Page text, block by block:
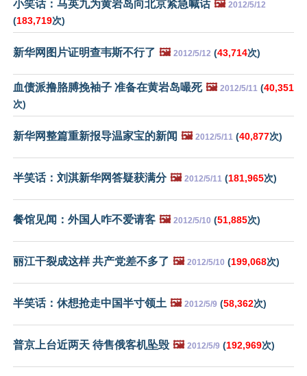
小笑话：马英九为黄岩岛向北京紧急喊话 🖼️ 2012/5/12
(183,719次)
新华网图片证明查韦斯不行了 🖼️ 2012/5/12 (43,714次)
血债派撸胳膊挽袖子 准备在黄岩岛嘬死 🖼️ 2012/5/11 (40,351
次)
新华网整篇重新报导温家宝的新闻 🖼️ 2012/5/11 (40,877次)
半笑话：刘淇新华网答疑获满分 🖼️ 2012/5/11 (181,965次)
餐馆见闻：外国人咋不爱请客 🖼️ 2012/5/10 (51,885次)
丽江干裂成这样 共产党差不多了 🖼️ 2012/5/10 (199,068次)
半笑话：休想抢走中国半寸领土 🖼️ 2012/5/9 (58,362次)
普京上台近两天 待售俄客机坠毁 🖼️ 2012/5/9 (192,969次)